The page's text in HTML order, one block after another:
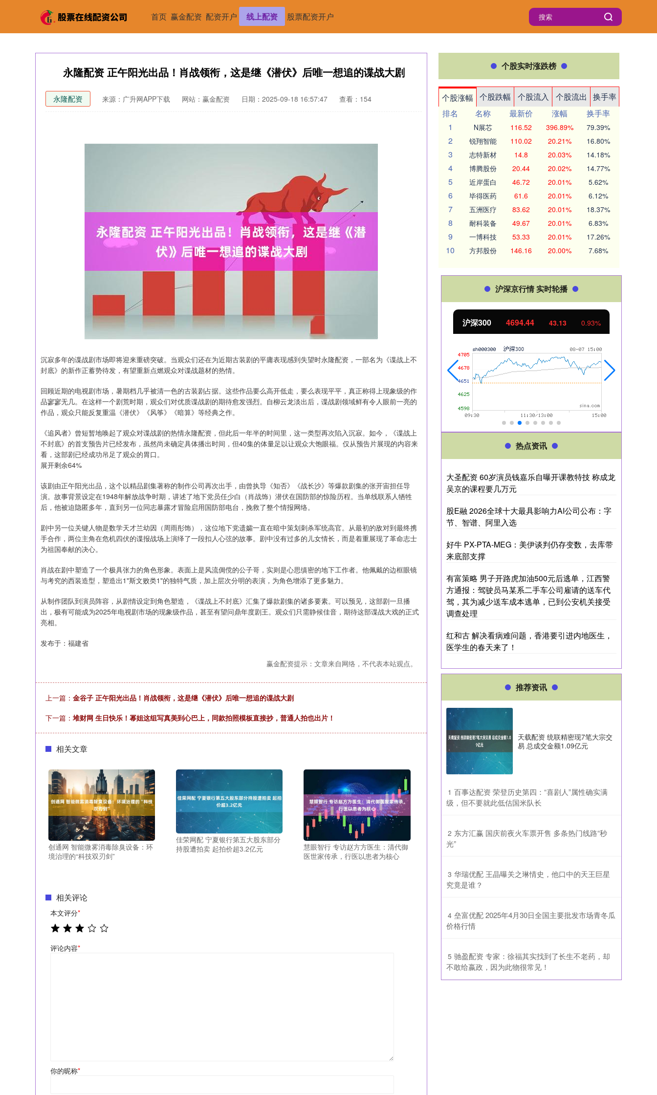
首页 赢金配资 配资开户 线上配资 股票配资开户
永隆配资 正午阳光出品！肖战领衔，这是继《潜伏》后唯一想追的谍战大剧
永隆配资 来源：广升网APP下载 网站：赢金配资 日期：2025-09-18 16:57:47 查看：154
沉寂多年的谍战剧市场即将迎来重磅突破。当观众们还在为近期古装剧的平庸表现感到失望时永隆配资，一部名为《谍战上不
封底》的新作正蓄势待发，有望重新点燃观众对谍战题材的热情。
回顾近期的电视剧市场，暑期档几乎被清一色的古装剧占据。这些作品要么高开低走，要么表现平平，真正称得上现象级的作
品寥寥无几。在这样一个剧荒时期，观众们对优质谍战剧的期待愈发强烈。自柳云龙淡出后，谍战剧领域鲜有令人眼前一亮的
作品，观众只能反复重温《潜伏》《风筝》《暗算》等经典之作。
《追风者》曾短暂地唤起了观众对谍战剧的热情永隆配资，但此后一年半的时间里，这一类型再次陷入沉寂。如今，《谍战上
不封底》的首支预告片已经发布，虽然尚未确定具体播出时间，但40集的体量足以让观众大饱眼福。仅从预告片展现的内容来
看，这部剧已经成功吊足了观众的胃口。
展开剩余64%
该剧由正午阳光出品，这个以精品剧集著称的制作公司再次出手，由曾执导《知否》《战长沙》等爆款剧集的张开宙担任导
演。故事背景设定在1948年解放战争时期，讲述了地下党员任少白（肖战饰）潜伏在国防部的惊险历程。当单线联系人牺牲
后，他被迫隐匿多年，直到另一位同志暴露才冒险启用国防部电台，挽救了整个情报网络。
剧中另一位关键人物是数学天才兰幼因（周雨彤饰），这位地下党遗孀一直在暗中策划刺杀军统高官。从最初的敌对到最终携
手合作，两位主角在危机四伏的谍报战场上演绎了一段扣人心弦的故事。剧中没有过多的儿女情长，而是着重展现了革命志士
为祖国奉献的决心。
肖战在剧中塑造了一个极具张力的角色形象。表面上是风流倜傥的公子哥，实则是心思缜密的地下工作者。他佩戴的边框眼镜
与考究的西装造型，塑造出1"斯文败类1"的独特气质，加上层次分明的表演，为角色增添了更多魅力。
从制作团队到演员阵容，从剧情设定到角色塑造，《谍战上不封底》汇集了爆款剧集的诸多要素。可以预见，这部剧一旦播
出，极有可能成为2025年电视剧市场的现象级作品，甚至有望问鼎年度剧王。观众们只需静候佳音，期待这部谍战大戏的正式
亮相。
发布于：福建省
赢金配资提示：文章来自网络，不代表本站观点。
上一篇： 金谷子 正午阳光出品！肖战领衔，这是继《潜伏》后唯一想追的谍战大剧
下一篇：堆财网 生日快乐！幂姐这组写真美到心巴上，同款拍照模板直接抄，普通人拍也出片！
相关文章
创通网 智能微雾消毒除臭设备：环
境治理的“科技双刃剑”
佳荣网配 宁夏银行第五大股东部分
持股遭拍卖 起拍价超3.2亿元
慧眼智行 专访赵方方医生：清代御
医世家传承，行医以患者为核心
相关评论
本文评分*
评论内容*
你的昵称*
个股实时涨跌榜
个股涨幅 个股跌幅 个股流入 个股流出
换手率
排名
名称 最新价 涨幅
换手率
1
N展芯 116.52 396.89% 79.39%
2 锐翔智能 110.02 20.21% 16.80%
3 志特新材 14.8 20.03% 14.18%
4 博腾股份 20.44 20.02% 14.77%
5 近岸蛋白 46.72 20.01% 5.62%
6 毕得医药 61.6 20.01% 6.12%
7 五洲医疗 83.62 20.01% 18.37%
8 耐科装备 49.67 20.01% 6.83%
9 一博科技 53.33 20.01% 17.26%
10 方邦股份 146.16 20.00% 7.68%
沪深京行情 实时轮播
上证指数 3940.04 39.68 1.02% 深证成指 沪深300 4694.44 43.13 0.93%
热点资讯
大圣配资 60岁演员钱嘉乐自曝开课教特技 称成龙
吴京的课程要几万元
股E融 2026全球十大最具影响力AI公司公布：字
节、智谱、阿里入选
好牛 PX-PTA-MEG：美伊谈判仍存变数，去库带
来底部支撑
有富策略 男子开路虎加油500元后逃单，江西警
方通报：驾驶员马某系二手车公司雇请的送车代
驾，其为减少送车成本逃单，已到公安机关接受
调查处理
红和古 解决看病难问题，香港要引进内地医生，
医学生的春天来了！
推荐资讯
天载配资 统联精密现7笔大宗交
易 总成交金额1.09亿元
1 ​百事达配资 荣登历史第四：“喜剧人”属性确实满
级，但不要就此低估国米队长
2 ​东方汇赢 国庆前夜火车票开售 多条热门线路“秒
光”
3 ​华瑞优配 王晶曝关之琳情史，他口中的天王巨星
究竟是谁？
4 ​垒富优配 2025年4月30日全国主要批发市场青冬瓜
价格行情
5 ​驰盈配资 专家：徐福其实找到了长生不老药，却
不敢给嬴政，因为此物很常见！